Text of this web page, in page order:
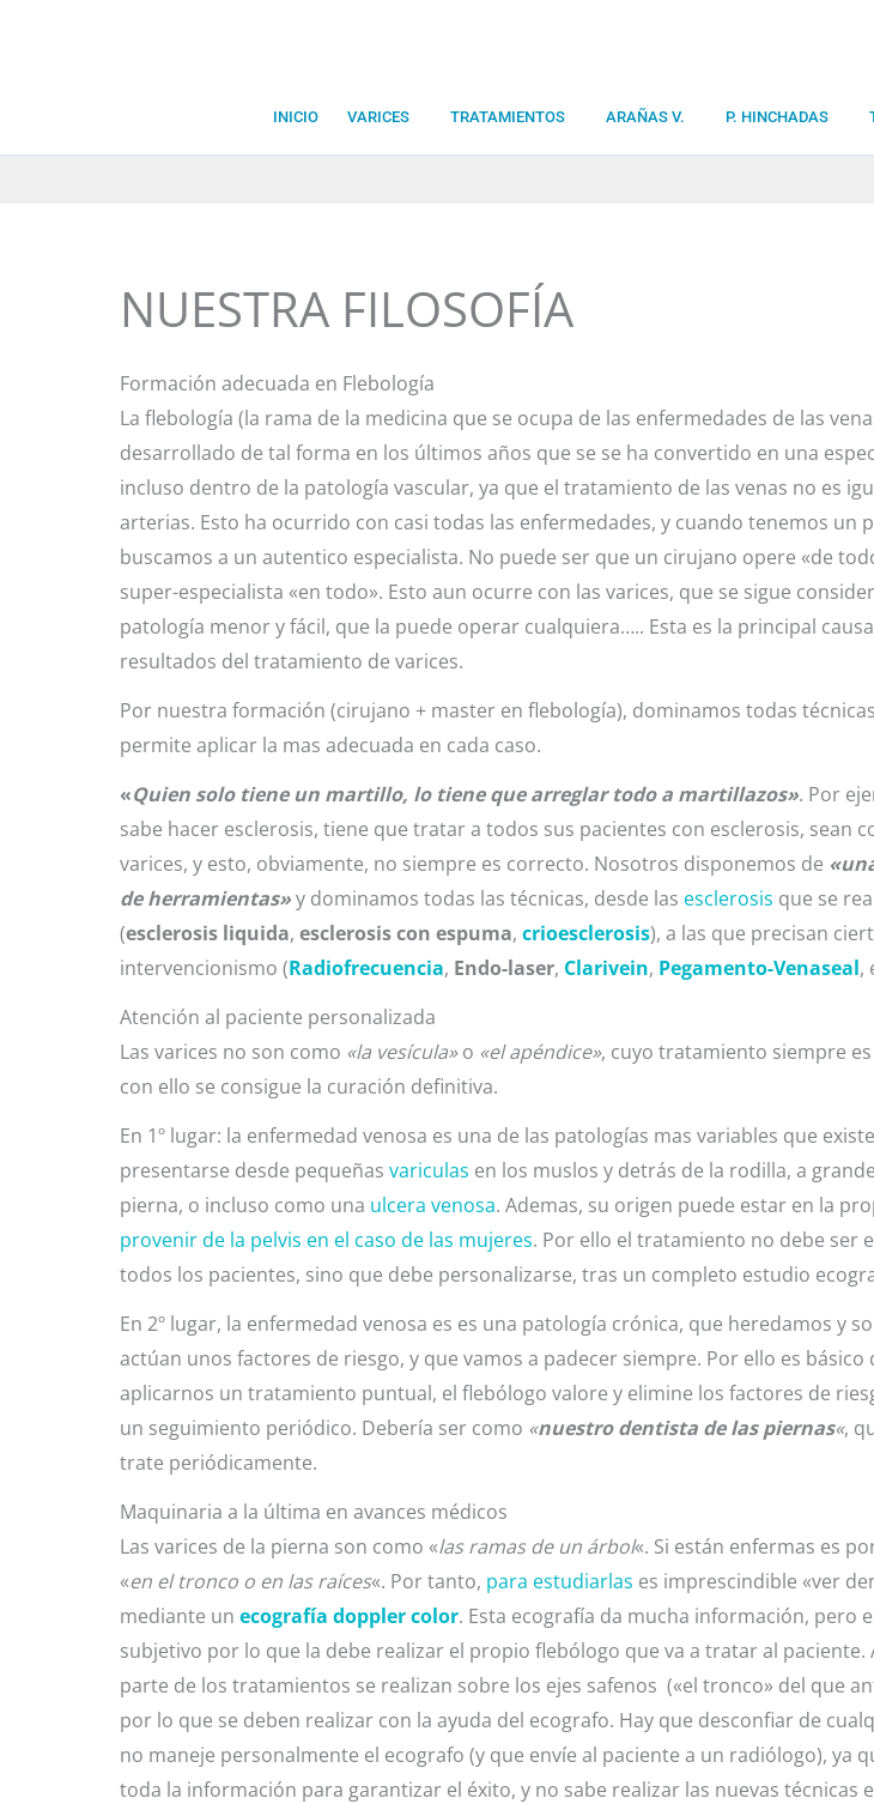
INICIO VARICES TRATAMIENTOS ARAÑAS V. P. HINCHADAS
NUESTRA FILOSOFÍA
Formación adecuada en Flebología
La flebología (la rama de la medicina que se ocupa de las enfermedades de las
desarrollado de tal forma en los últimos años que se se ha convertido en una
incluso dentro de la patología vascular, ya que el tratamiento de las venas no es
arterias. Esto ha ocurrido con casi todas las enfermedades, y cuando tenemos un
buscamos a un autentico especialista. No puede ser que un cirujano opere «de
super-especialista «en todo». Esto aun ocurre con las varices, que se sigue
patología menor y fácil, que la puede operar cualquiera….. Esta es la principal
resultados del tratamiento de varices.
Por nuestra formación (cirujano + master en flebología), dominamos todas
permite aplicar la mas adecuada en cada caso.
«Quien solo tiene un martillo, lo tiene que arreglar todo a martillazos». Por
sabe hacer esclerosis, tiene que tratar a todos sus pacientes con esclerosis, sean
varices, y esto, obviamente, no siempre es correcto. Nosotros disponemos de
de herramientas»y dominamos todas las técnicas, desde las esclerosis que se
(esclerosis liquida, esclerosis con espuma, crioesclerosis), a las que precisan
intervencionismo (Radiofrecuencia, Endo-laser, Clarivein, Pegamento-Venaseal,
Atención al paciente personalizada
Las varices no son como «la vesícula»o «el apéndice», cuyo tratamiento siempre
con ello se consigue la curación definitiva.
En 1º lugar: la enfermedad venosa es una de las patologías mas variables que
presentarse desde pequeñas variculas en los muslos y detrás de la rodilla, a
pierna, o incluso como una ulcera venosa. Ademas, su origen puede estar en la
provenir de la pelvis en el caso de las mujeres. Por ello el tratamiento no debe ser
todos los pacientes, sino que debe personalizarse, tras un completo estudio
En 2º lugar, la enfermedad venosa es es una patología crónica, que heredamos y
actúan unos factores de riesgo, y que vamos a padecer siempre. Por ello es básico
aplicarnos un tratamiento puntual, el flebólogo valore y elimine los factores de
un seguimiento periódico. Debería ser como «nuestro dentista de las piernas«,
trate periódicamente.
Maquinaria a la última en avances médicos
Las varices de la pierna son como «las ramas de un árbol«. Si están enfermas es
«en el tronco o en las raíces«. Por tanto, para estudiarlas es imprescindible «ver
mediante un ecografía doppler color. Esta ecografía da mucha información, pero
subjetivo por lo que la debe realizar el propio flebólogo que va a tratar al paciente.
parte de los tratamientos se realizan sobre los ejes safenos («el tronco» del que
por lo que se deben realizar con la ayuda del ecografo. Hay que desconfiar de
no maneje personalmente el ecografo (y que envíe al paciente a un radiólogo), ya
toda la información para garantizar el éxito, y no sabe realizar las nuevas técnicas